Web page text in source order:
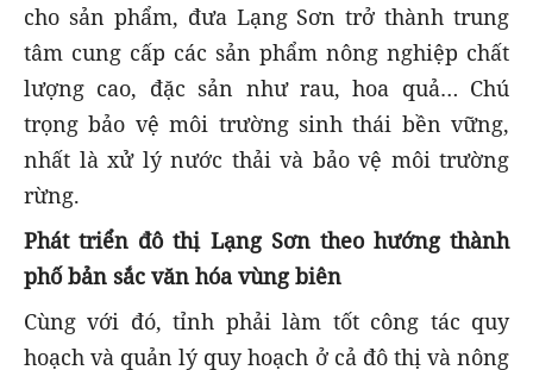
cho sản phẩm, đưa Lạng Sơn trở thành trung
tâm cung cấp các sản phẩm nông nghiệp chất
lượng cao, đặc sản như rau, hoa quả… Chú
trọng bảo vệ môi trường sinh thái bền vững,
nhất là xử lý nước thải và bảo vệ môi trường
rừng.
Phát triển đô thị Lạng Sơn theo hướng thành
phố bản sắc văn hóa vùng biên
Cùng với đó, tỉnh phải làm tốt công tác quy
hoạch và quản lý quy hoạch ở cả đô thị và nông